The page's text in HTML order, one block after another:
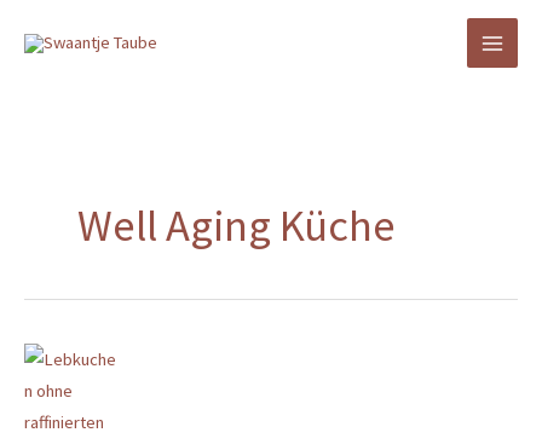
Inhalt
Well Aging Küche